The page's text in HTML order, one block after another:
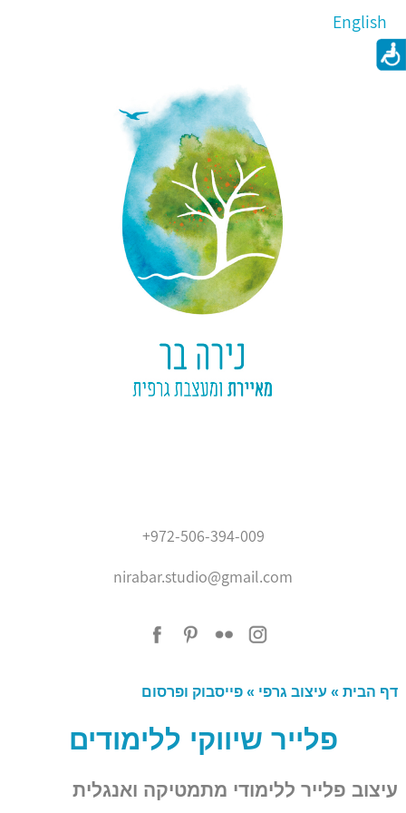
English
אודותיי
נירה בר
איור
צור קשר
'???? ?????'
+972-506-394-009
nirabar.studio@gmail.com
דף הבית » עיצוב גרפי » פייסבוק ופרסום
פלייר שיווקי ללימודים
עיצוב פלייר ללימודי מתמטיקה ואנגלית